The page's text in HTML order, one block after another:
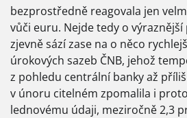
bezprostředně reagovala jen
vůči euru. Nejde tedy o
zjevně sází zase na o něco
úrokových sazeb ČNB, jehož
z pohledu centrální banky až
v únoru citelném zpomalila i
lednovému údaji, meziročně 2,3